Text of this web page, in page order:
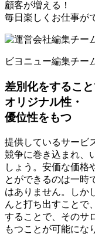
顧客が増える！
毎日楽しくお仕事が
ビヨニュー編集チー
差別化をすること
オリジナル性・
優位性をもつ
提供しているサービ
競争に巻き込まれ、
しょう。安価な価格
とができるのは一時
はありません。しか
んと打ち出すことで
することで、そのサ
もつことが可能にな